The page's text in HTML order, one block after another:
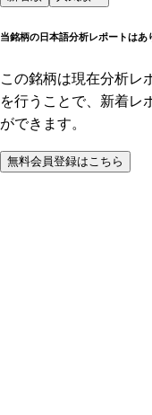
当銘柄の日本語分析レポートはあ
この銘柄は現在分析レ
を行うことで、新着レ
ができます。
無料会員登録はこちら